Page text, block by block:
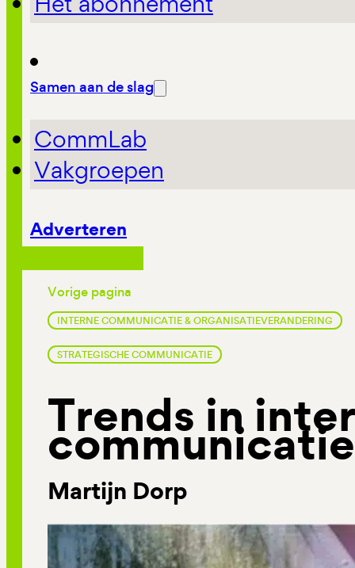
Samen aan de slag
CommLab
Vakgroepen
Adverteren
Vorige pagina
INTERNE COMMUNICATIE & ORGANISATIEVERANDERING
STRATEGISCHE COMMUNICATIE
Trends in
communicatie
Martijn Dorp